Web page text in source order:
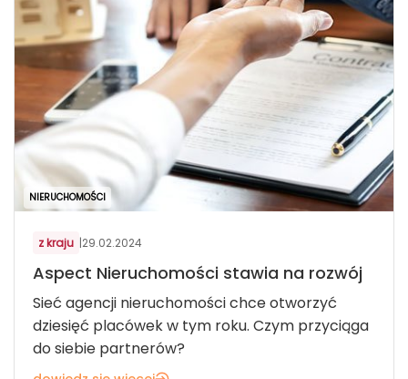
NIERUCHOMOŚCI
z kraju |29.02.2024
Aspect Nieruchomości stawia na rozwój
Sieć agencji nieruchomości chce otworzyć
dziesięć placówek w tym roku. Czym przyciąga
do siebie partnerów?